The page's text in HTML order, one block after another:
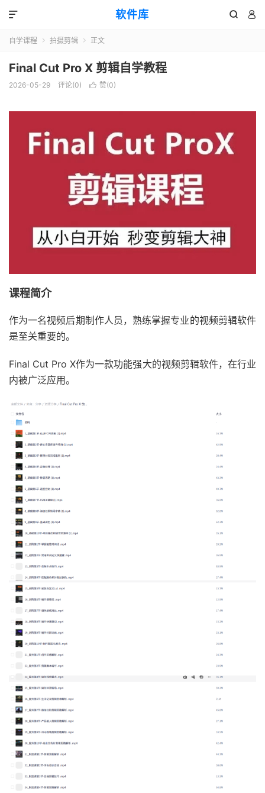
软件库  

自学课程  拍摄剪辑  正文
Final Cut Pro X 剪辑自学教程
2026-05-29 评论(0)  赞(0)
课程简介
作为一名视频后期制作人员，熟练掌握专业的视频剪辑软件
是至关重要的。
Final Cut Pro X作为一款功能强大的视频剪辑软件，在行业
内被广泛应用。